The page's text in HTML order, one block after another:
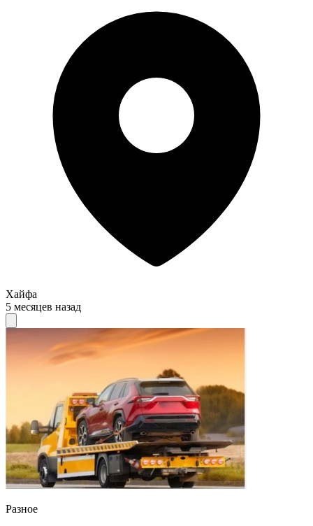
Хайфа
5 месяцев назад
Разное